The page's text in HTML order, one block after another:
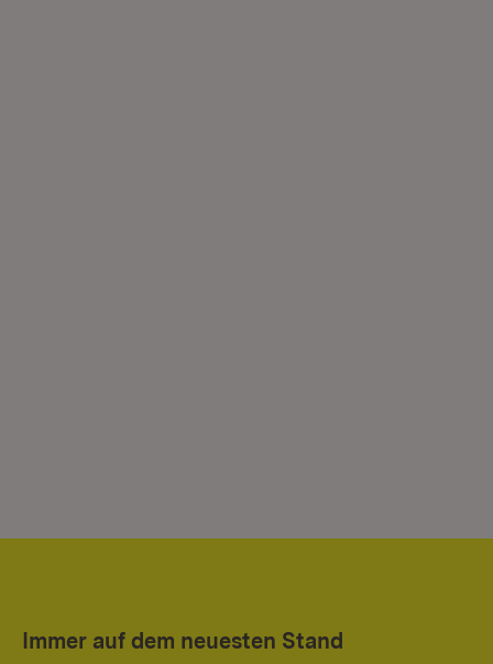
Immer auf dem neuesten Stand